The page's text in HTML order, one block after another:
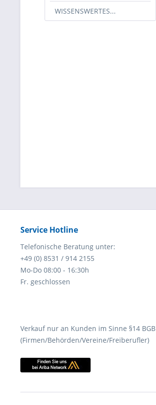
WISSENSWERTES...
Service Hotline
Telefonische Beratung unter:
+49 (0) 8531 / 914 2155
Mo-Do 08:00 - 16:30h
Fr. geschlossen
Verkauf nur an Kunden im Sinne §14 BGB
(Firmen/Behörden/Vereine/Freiberufler)